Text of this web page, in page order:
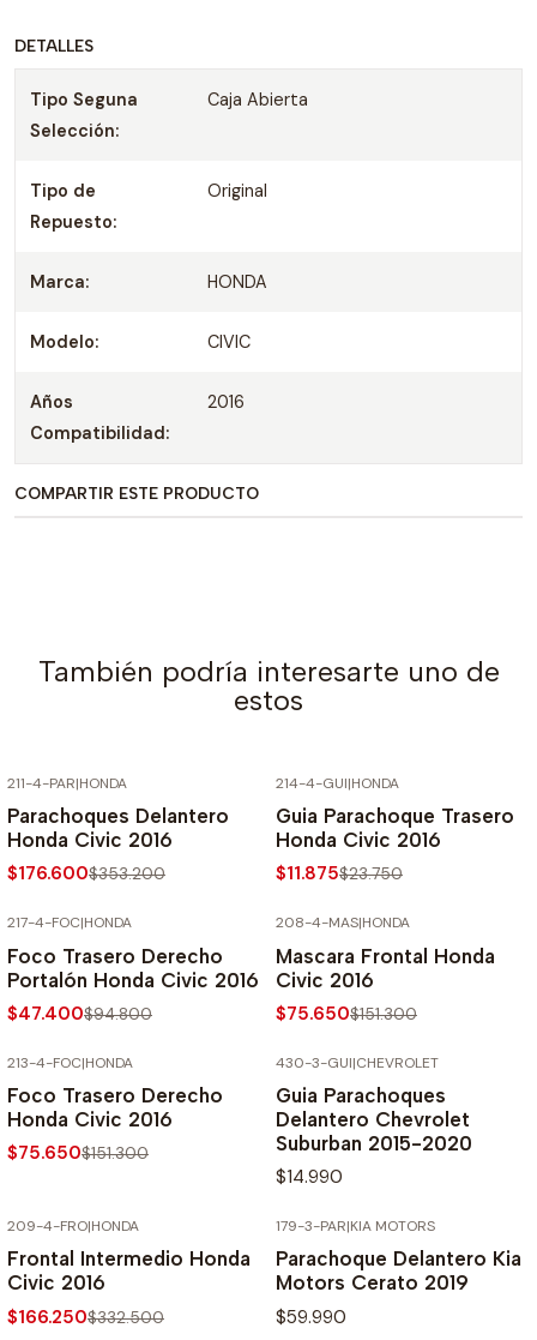
DETALLES
Tipo Seguna
Selección:
Caja Abierta
Tipo de
Repuesto:
Original
Marca: HONDA
Modelo: CIVIC
Años
Compatibilidad:
2016
COMPARTIR ESTE PRODUCTO
También podría interesarte uno de
estos
211-4-PAR|HONDA
Parachoques Delantero
Honda Civic 2016
$176.600$353.200
214-4-GUI|HONDA
Guia Parachoque Trasero
Honda Civic 2016
$11.875$23.750
217-4-FOC|HONDA
Foco Trasero Derecho
Portalón Honda Civic 2016
$47.400$94.800
208-4-MAS|HONDA
Mascara Frontal Honda
Civic 2016
$75.650$151.300
213-4-FOC|HONDA
Foco Trasero Derecho
Honda Civic 2016
$75.650$151.300
430-3-GUI|CHEVROLET
Guia Parachoques
Delantero Chevrolet
Suburban 2015-2020
$14.990
209-4-FRO|HONDA
Frontal Intermedio Honda
Civic 2016
$166.250$332.500
179-3-PAR|KIA MOTORS
Parachoque Delantero Kia
Motors Cerato 2019
$59.990